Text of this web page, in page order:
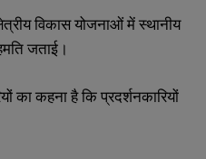
विकास योजनाओं में स्थानीय
जताई।
कहना है कि प्रदर्शनकारियों